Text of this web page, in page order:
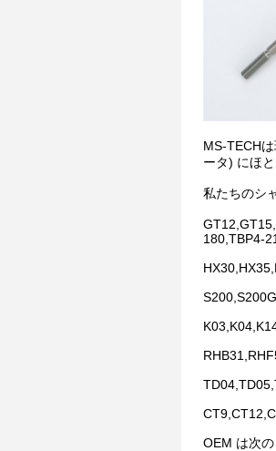
MS-TECH
ータ) にほ
私たちのシ
180,TBP4-
OEM は次